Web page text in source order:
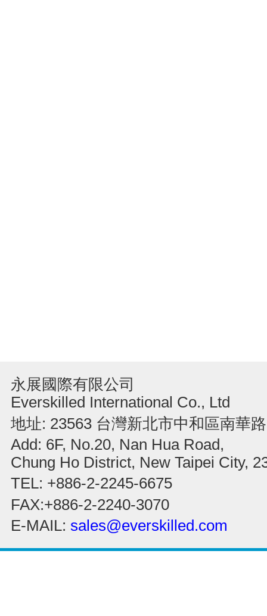
永展國際有限公司
Everskilled International Co., Ltd
地址: 23563 台灣新北市中和區南華
Add: 6F, No.20, Nan Hua Road,
Chung Ho District, New Taipei City,
TEL: +886-2-2245-6675
FAX:+886-2-2240-3070
E-MAIL: sales@everskilled.com